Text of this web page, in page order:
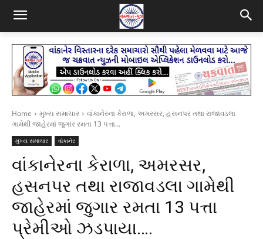
Home મુખ્ય સમાચાર
વાંકાનેરના કેરાળા, અમરસર, હસનપર તથા રાજાવડલા
ગામેથી જાહેરમાં જુગાર રમતા 13 પત્તા...
મુખ્ય સમાચાર વાંકાનેર
વાંકાનેરના કેરાળા, અમરસર,
હસનપર તથા રાજાવડલા ગામેથી
જાહેરમાં જુગાર રમતા 13 પત્તા
પ્રેમીઓ ઝડપાયા….